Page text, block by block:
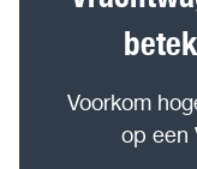
Voorkom
op een